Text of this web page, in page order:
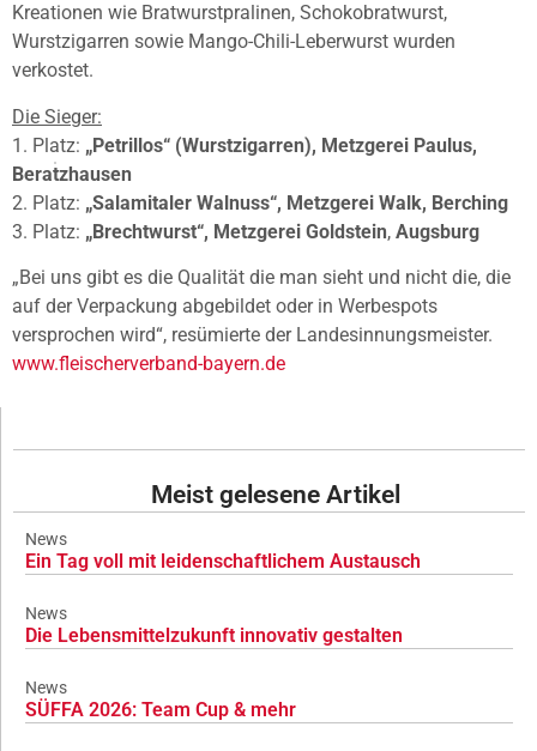
Kreationen wie Bratwurstpralinen, Schokobratwurst,
Wurstzigarren sowie Mango-Chili-Leberwurst wurden
verkostet.
Die Sieger:
1. Platz: „Petrillos“ (Wurstzigarren), Metzgerei Paulus,
Beratzhausen
2. Platz: „Salamitaler Walnuss“, Metzgerei Walk, Berching
3. Platz: „Brechtwurst“, Metzgerei Goldstein, Augsburg
„Bei uns gibt es die Qualität die man sieht und nicht die, die
auf der Verpackung abgebildet oder in Werbespots
versprochen wird“, resümierte der Landesinnungsmeister.
www.fleischerverband-bayern.de
Meist gelesene Artikel
News
Ein Tag voll mit leidenschaftlichem Austausch
News
Die Lebensmittelzukunft innovativ gestalten
News
SÜFFA 2026: Team Cup & mehr